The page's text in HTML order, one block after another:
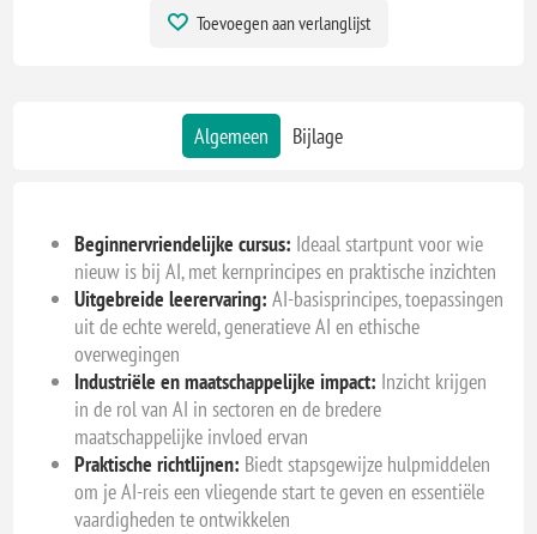
18 - 18 november, 2026 - Apeldoorn
27 - 27 november, 2026 - Virtueel
Toevoegen aan verlanglijst
Algemeen Bijlage
Beginnervriendelijke cursus: Ideaal startpunt voor wie
nieuw is bij AI, met kernprincipes en praktische inzichten
Uitgebreide leerervaring: AI-basisprincipes, toepassingen
uit de echte wereld, generatieve AI en ethische
overwegingen
Industriële en maatschappelijke impact: Inzicht krijgen
in de rol van AI in sectoren en de bredere
maatschappelijke invloed ervan
Praktische richtlijnen: Biedt stapsgewijze hulpmiddelen
om je AI-reis een vliegende start te geven en essentiële
vaardigheden te ontwikkelen